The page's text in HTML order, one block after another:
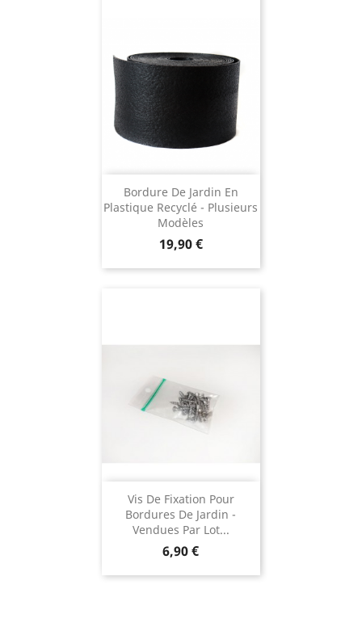
Bordure De Jardin En
Plastique Recyclé - Plusieurs
Modèles
Prix
19,90 €
Vis De Fixation Pour
Bordures De Jardin -
Vendues Par Lot...
Prix
6,90 €